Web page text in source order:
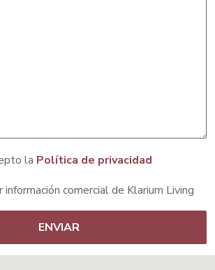
la Política de privacidad
comercial de Klarium Living